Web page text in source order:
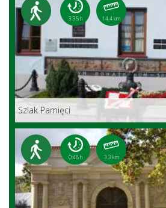
3:35 h 14.4 km
Szlak Pamięci
0:48 h 3.3 km